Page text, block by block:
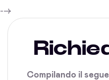
-->
Compilando il